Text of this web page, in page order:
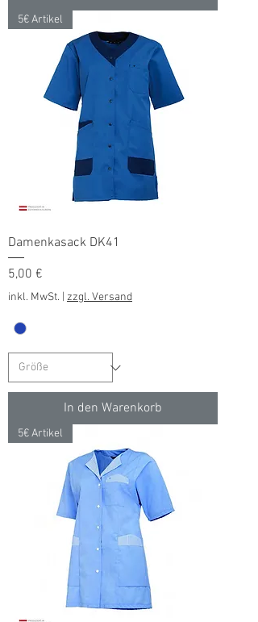
5€ Artikel
Damenkasack DK41
Preis
5,00 €
inkl. MwSt. zzgl. Versand
In den Warenkorb
5€ Artikel